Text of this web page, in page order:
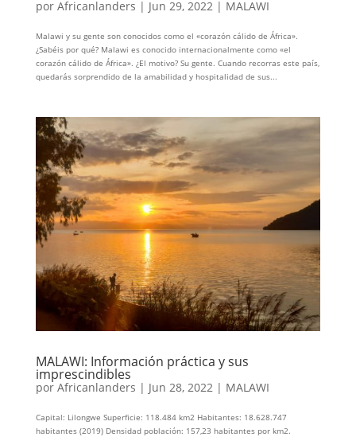
por Africanlanders | Jun 29, 2022 | MALAWI
Malawi y su gente son conocidos como el «corazón cálido de África».
¿Sabéis por qué? Malawi es conocido internacionalmente como «el
corazón cálido de África». ¿El motivo? Su gente. Cuando recorras este país,
quedarás sorprendido de la amabilidad y hospitalidad de sus...
MALAWI: Información práctica y sus
imprescindibles
por Africanlanders | Jun 28, 2022 | MALAWI
Capital: Lilongwe Superficie: 118.484 km2 Habitantes: 18.628.747
habitantes (2019) Densidad población: 157,23 habitantes por km2.